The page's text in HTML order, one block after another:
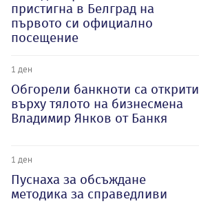
пристигна в Белград на
първото си официално
посещение
1 ден
Обгорели банкноти са открити
върху тялото на бизнесмена
Владимир Янков от Банкя
1 ден
Пуснаха за обсъждане
методика за справедливи